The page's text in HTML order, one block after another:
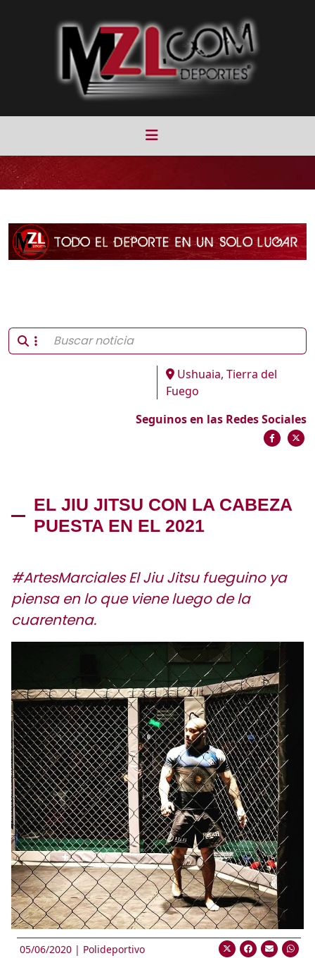
Ushuaia, Tierra del
Fuego
Seguinos en las Redes Sociales
EL JIU JITSU CON LA CABEZA
PUESTA EN EL 2021
#ArtesMarciales El Jiu Jitsu fueguino ya
piensa en lo que viene luego de la
cuarentena.
05/06/2020 | Polideportivo